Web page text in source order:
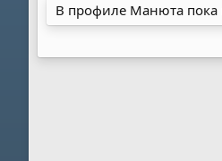
В профиле Манюта пока